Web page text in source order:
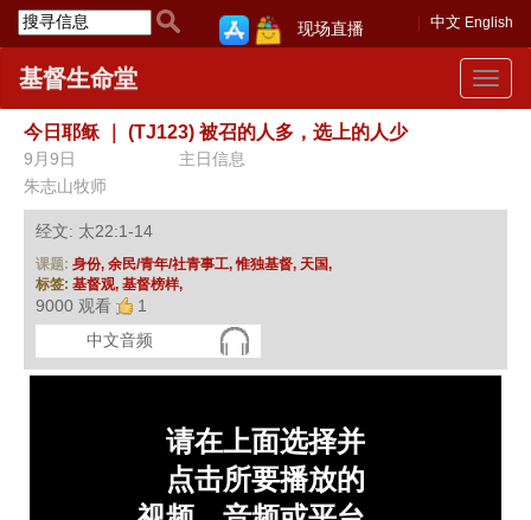
中文 English
现场直播
Toggle
基督生命堂
今日耶稣 (TJ123) 被召的人多，选上的人少
9月9日
主日信息
朱志山牧师
经文: 太22:1-14
课题: 身份, 余民/青年/社青事工,惟独基督, 天国,
标签: 基督观, 基督榜样,
9000 观看
1
中文音频